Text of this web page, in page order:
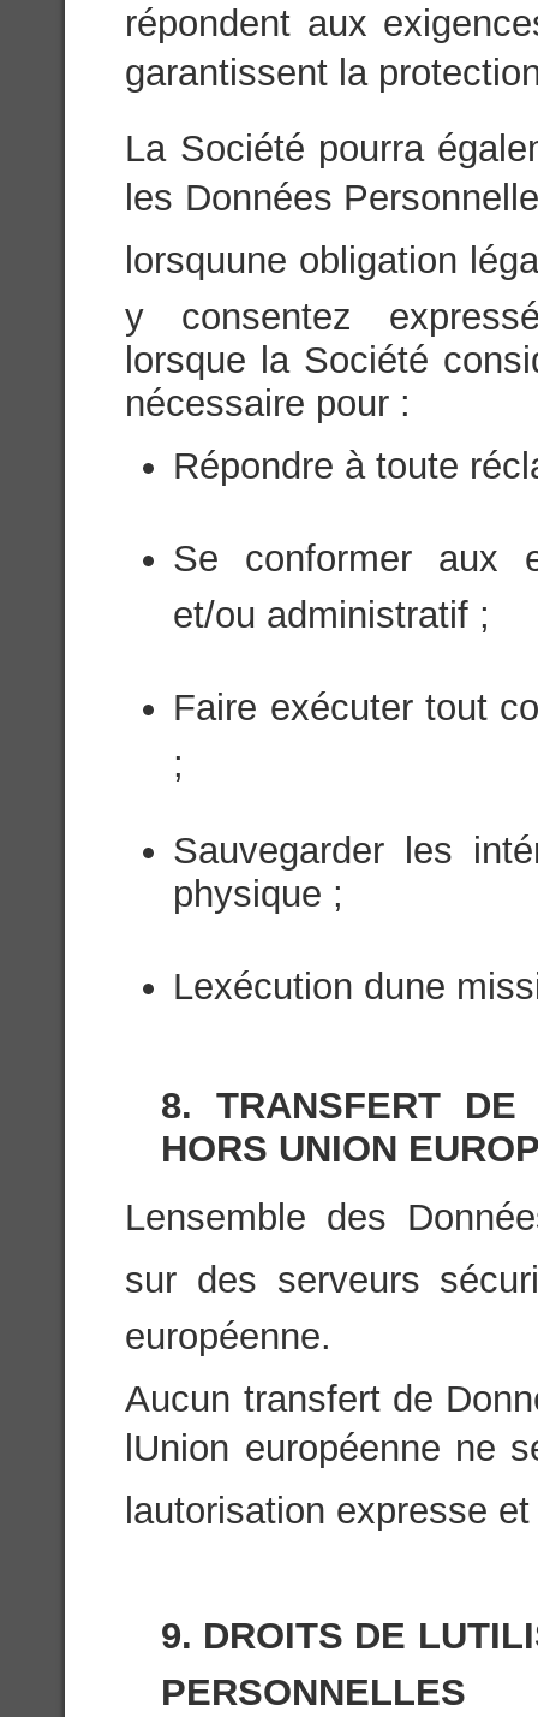
répondent aux
garantissent la
La Société pourra
les Données
lorsquune obligation
y consentez
lorsque la Société
nécessaire pour :
Répondre à toute
Se conformer aux
et/ou administratif ;
Faire exécuter tout
;
Sauvegarder les
physique ;
Lexécution dune
8. TRANSFERT DE
HORS UNION
Lensemble des
sur des serveurs
européenne.
Aucun transfert de
lUnion européenne
lautorisation expresse
9. DROITS DE
PERSONNELLES